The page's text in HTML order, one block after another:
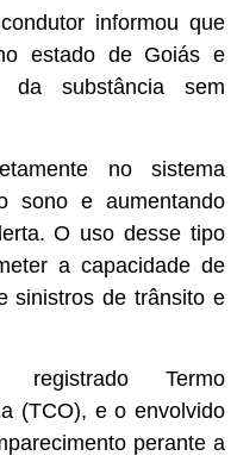
informou que
estado de Goiás e
da substância sem
no sistema
sono e aumentando
O uso desse tipo
a capacidade de
sinistros de trânsito e
Termo
(TCO), e o envolvido
perante a